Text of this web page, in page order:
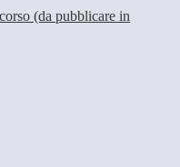
(da pubblicare in